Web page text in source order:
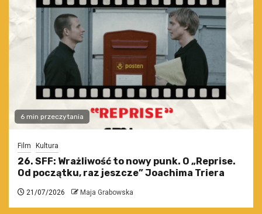
6 min przeczytania
Film Kultura
26. SFF: Wrażliwość to nowy punk. O „Reprise.
Od początku, raz jeszcze” Joachima Triera
21/07/2026 Maja Grabowska